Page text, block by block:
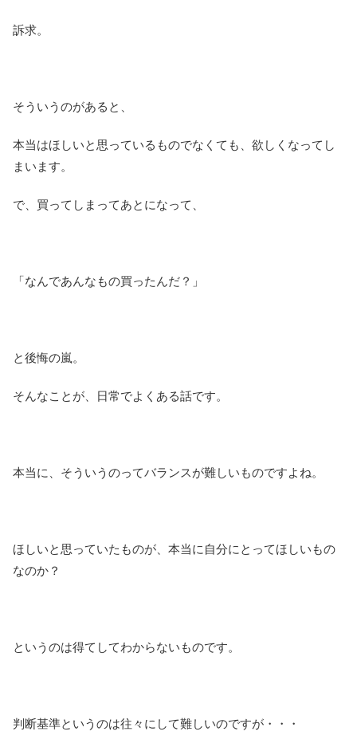
訴求。
そういうのがあると、
本当はほしいと思っているものでなくても、欲しくなってし
まいます。
で、買ってしまってあとになって、
「なんであんなもの買ったんだ？」
と後悔の嵐。
そんなことが、日常でよくある話です。
本当に、そういうのってバランスが難しいものですよね。
ほしいと思っていたものが、本当に自分にとってほしいもの
なのか？
というのは得てしてわからないものです。
判断基準というのは往々にして難しいのですが・・・